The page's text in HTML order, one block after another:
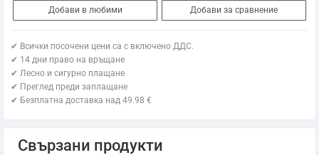
Добави в любими Добави за сравнение
✔ Всички посочени цени са с включено ДДС.
✔ 14 дни право на връщане
✔ Лесно и сигурно плащане
✔ Преглед преди заплащане
✔ Безплатна доставка над 49.98 €
Свързани продукти